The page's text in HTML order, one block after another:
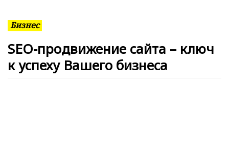
SEO-продвижение сайта – ключ
к успеху Вашего бизнеса
Бизнес